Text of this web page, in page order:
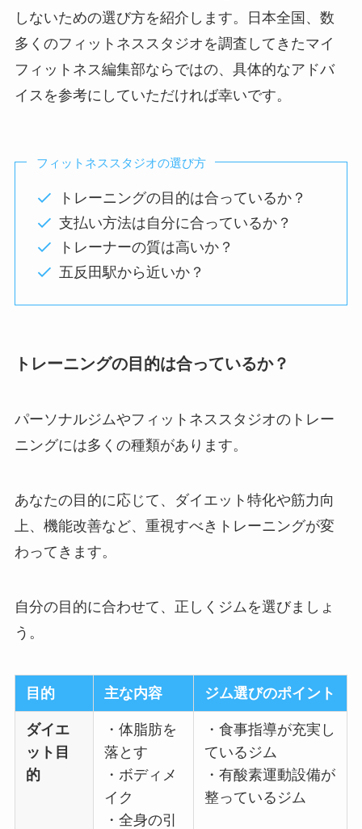
しないための選び方を紹介します。日本全国、数
多くのフィットネススタジオを調査してきたマイ
フィットネス編集部ならではの、具体的なアドバ
イスを参考にしていただければ幸いです。
フィットネススタジオの選び方
トレーニングの目的は合っているか？
支払い方法は自分に合っているか？
トレーナーの質は高いか？
五反田駅から近いか？
トレーニングの目的は合っているか？
パーソナルジムやフィットネススタジオのトレー
ニングには多くの種類があります。
あなたの目的に応じて、ダイエット特化や筋力向
上、機能改善など、重視すべきトレーニングが変
わってきます。
自分の目的に合わせて、正しくジムを選びましょ
う。
目的 主な内容 ジム選びのポイント
ダイエ
ット目
的
・体脂肪を
落とす
・ボディメ
イク
・全身の引
・食事指導が充実し
ているジム
・有酸素運動設備が
整っているジム